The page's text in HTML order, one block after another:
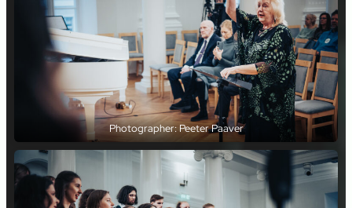
Photographer: Peeter Paaver